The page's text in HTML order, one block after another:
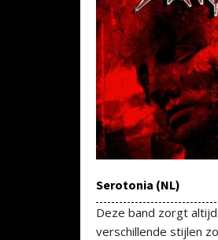
Serotonia (NL)
Deze band zorgt
verschillende stijlen